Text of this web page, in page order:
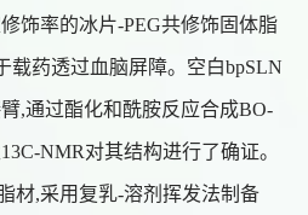
饰率的冰片-PEG共修饰固体脂
载药透过血脑屏障。空白bpSLN
,通过酯化和酰胺反应合成BO-
NMR对其结构进行了确证。
材,采用复乳-溶剂挥发法制备